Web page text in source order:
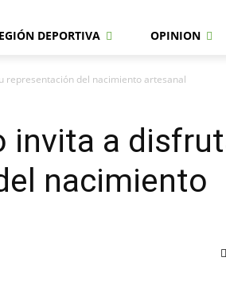
DEPORTIVA OPINION
representación del nacimiento artesanal
invita a
nacimiento